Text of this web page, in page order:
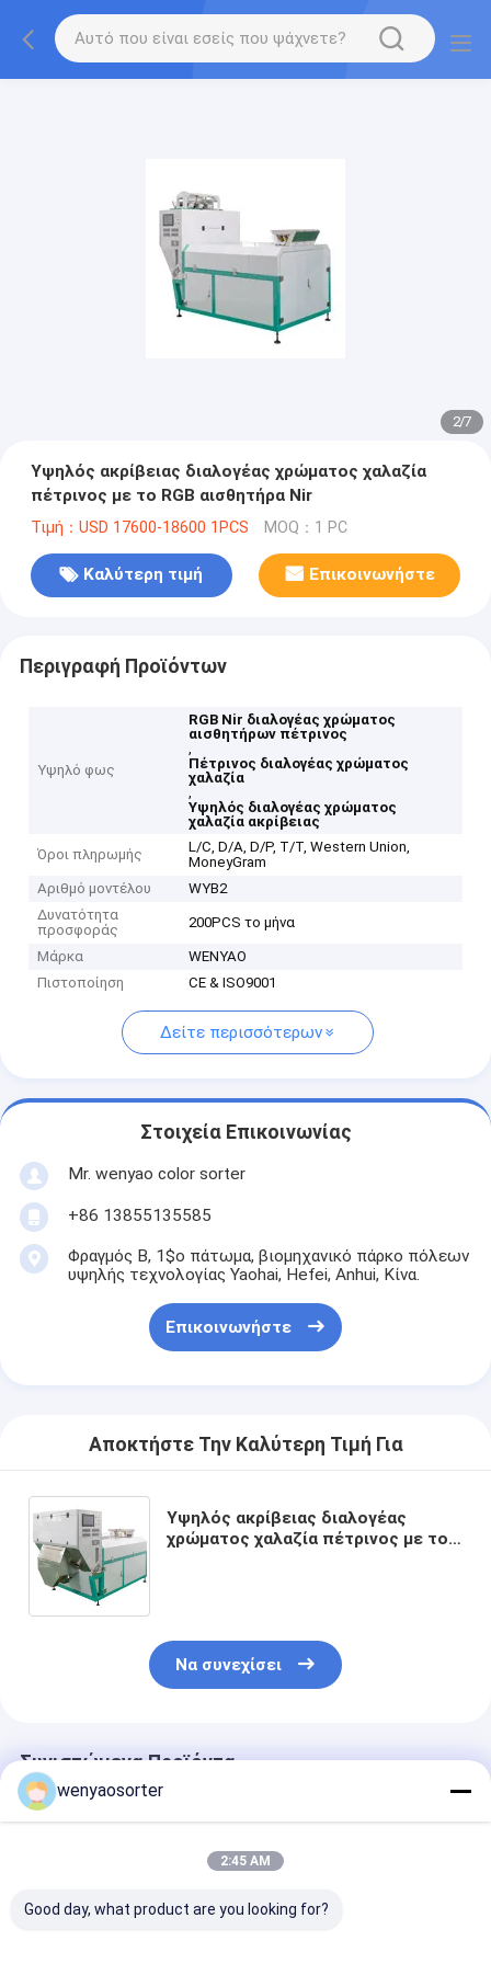
2/7
Υψηλός ακρίβειας διαλογέας χρώματος χαλαζία
πέτρινος με το RGB αισθητήρα Nir
Τιμή：USD 17600-18600 1PCS MOQ：1 PC
Καλύτερη τιμή Επικοινωνήστε
Περιγραφή Προϊόντων
Υψηλό φως
RGB Nir διαλογέας χρώματος
αισθητήρων πέτρινος
,
Πέτρινος διαλογέας χρώματος
χαλαζία
,
Υψηλός διαλογέας χρώματος
χαλαζία ακρίβειας
Όροι πληρωμής
L/C, D/A, D/P, T/T, Western Union,
MoneyGram
Αριθμό μοντέλου
WYB2
Δυνατότητα
προσφοράς
200PCS το μήνα
Μάρκα
WENYAO
Πιστοποίηση
CE & ISO9001
Δείτε περισσότερων
Στοιχεία Επικοινωνίας
Mr. wenyao color sorter
+86 13855135585
Φραγμός Β, 1$ο πάτωμα, βιομηχανικό πάρκο πόλεων
υψηλής τεχνολογίας Yaohai, Hefei, Anhui, Κίνα.
Επικοινωνήστε
Αποκτήστε Την Καλύτερη Τιμή Για
Υψηλός ακρίβειας διαλογέας
χρώματος χαλαζία πέτρινος με το
Να συνεχίσει
Συνιστώμενα Προϊόντα
wenyaosorter
2:45 AM
Good day, what product are you looking for?